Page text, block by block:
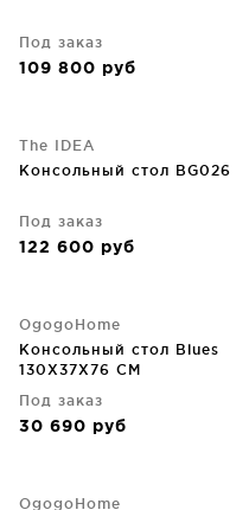
Под заказ
109 800 руб
The IDEA
Консольный стол BG026
Под заказ
122 600 руб
OgogoHome
Консольный стол Blues
130X37X76 CM
Под заказ
30 690 руб
OgogoHome